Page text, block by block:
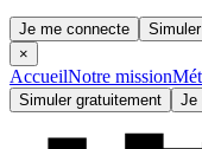
Je me connecte
×
AccueilNotre mission
Simuler gratuitement Je